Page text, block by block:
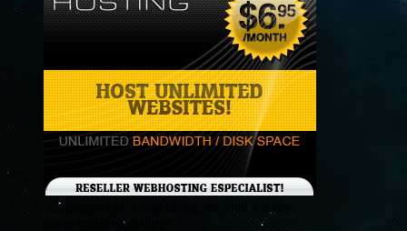
¡Consigue tu hosting de alta calidad y a bajo
costo en Banahosting!